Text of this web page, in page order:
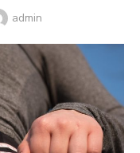
Author
admin